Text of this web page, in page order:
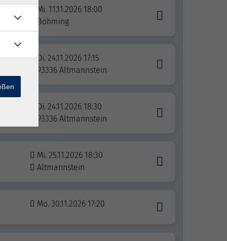
Mi. 11.11.2026 18:00
Böhming
Di. 24.11.2026 17:15
93336 Altmannstein
Di. 24.11.2026 18:30
93336 Altmannstein
Mi. 25.11.2026 18:30
Altmannstein
Mo. 30.11.2026 17:20